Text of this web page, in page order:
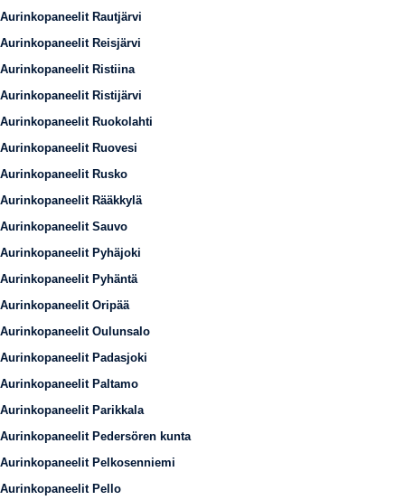
Aurinkopaneelit Rautjärvi
Aurinkopaneelit Reisjärvi
Aurinkopaneelit Ristiina
Aurinkopaneelit Ristijärvi
Aurinkopaneelit Ruokolahti
Aurinkopaneelit Ruovesi
Aurinkopaneelit Rusko
Aurinkopaneelit Rääkkylä
Aurinkopaneelit Sauvo
Aurinkopaneelit Pyhäjoki
Aurinkopaneelit Pyhäntä
Aurinkopaneelit Oripää
Aurinkopaneelit Oulunsalo
Aurinkopaneelit Padasjoki
Aurinkopaneelit Paltamo
Aurinkopaneelit Parikkala
Aurinkopaneelit Pedersören kunta
Aurinkopaneelit Pelkosenniemi
Aurinkopaneelit Pello